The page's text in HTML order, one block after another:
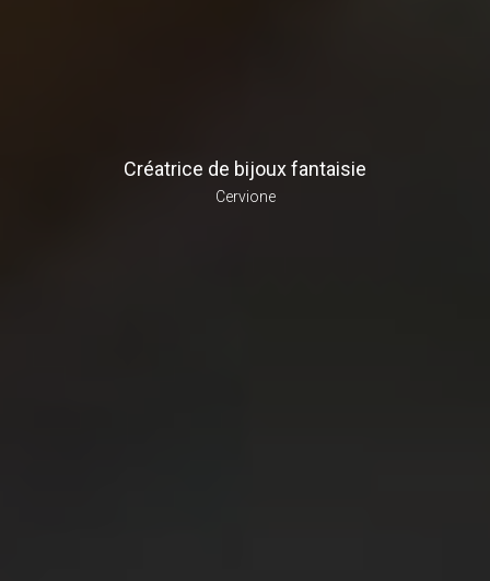
Créatrice de bijoux fantaisie
Cervione